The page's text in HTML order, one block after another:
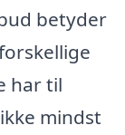
betyder
har til
mindst